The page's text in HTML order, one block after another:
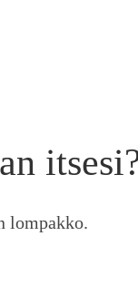
lompakko.